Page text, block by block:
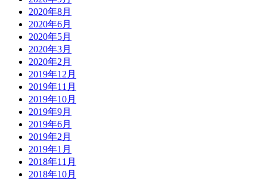
2020年8月
2020年6月
2020年5月
2020年3月
2020年2月
2019年12月
2019年11月
2019年10月
2019年9月
2019年6月
2019年2月
2019年1月
2018年11月
2018年10月